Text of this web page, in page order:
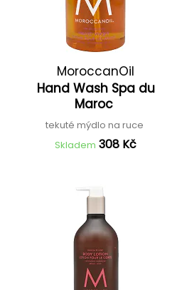
MoroccanOil
Hand Wash Spa du
Maroc
tekuté mýdlo na ruce
Skladem 308 Kč